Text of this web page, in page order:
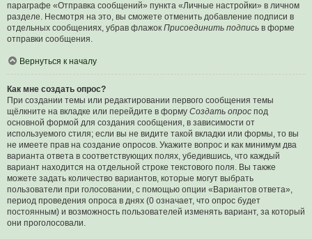
параграфе «Отправка сообщений» пункта «Личные настройки» в личном
разделе. Несмотря на это, вы сможете отменить добавление подписи в
отдельных сообщениях, убрав флажок Присоединить подпись в форме
отправки сообщения.
Вернуться к началу
Как мне создать опрос?
При создании темы или редактировании первого сообщения темы
щёлкните на вкладке или перейдите в форму Создать опрос под
основной формой для создания сообщения, в зависимости от
используемого стиля; если вы не видите такой вкладки или формы, то вы
не имеете прав на создание опросов. Укажите вопрос и как минимум два
варианта ответа в соответствующих полях, убедившись, что каждый
вариант находится на отдельной строке текстового поля. Вы также
можете задать количество вариантов, которые могут выбрать
пользователи при голосовании, с помощью опции «Вариантов ответа»,
период проведения опроса в днях (0 означает, что опрос будет
постоянным) и возможность пользователей изменять вариант, за который
они проголосовали.